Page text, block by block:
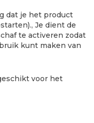
dat je het product
Je dient de
te activeren zodat
kunt maken van
voor het